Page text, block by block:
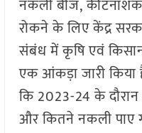
नकली बीज,
रोकने के लिए केंद्र
संबंध में कृषि एवं
एक आंकड़ा जारी किया
कि 2023-24 के
और कितने नकली पाए